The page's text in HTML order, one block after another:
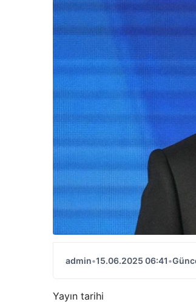
admin•15.06.2025 06:41•
Yayın tarihi